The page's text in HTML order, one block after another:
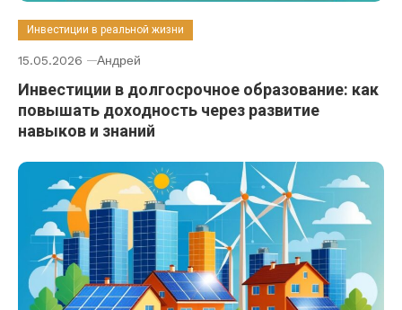
Инвестиции в реальной жизни
15.05.2026 Андрей
Инвестиции в долгосрочное образование: как
повышать доходность через развитие
навыков и знаний